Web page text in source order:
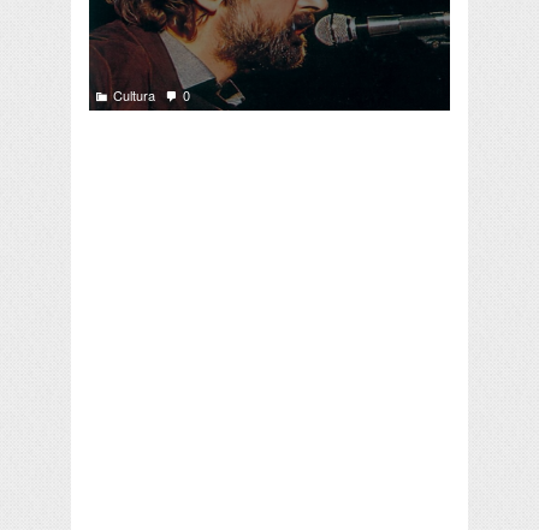
Cultura 0